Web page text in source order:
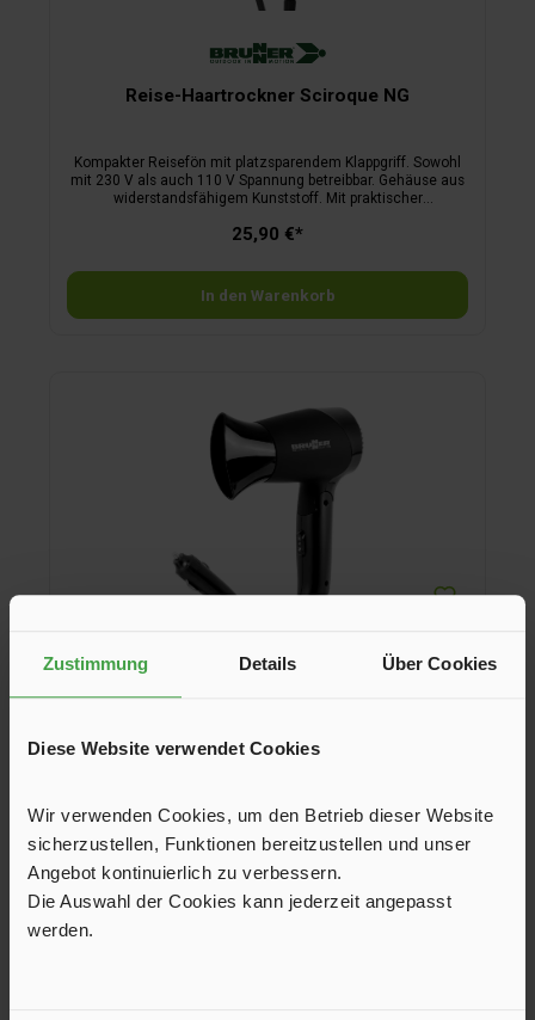
Zustimmung Details Über Cookies
Diese Website verwendet Cookies
Wir verwenden Cookies, um den Betrieb dieser Website
sicherzustellen, Funktionen bereitzustellen und unser
Angebot kontinuierlich zu verbessern.
Die Auswahl der Cookies kann jederzeit angepasst
werden.
Reise-Haartrockner Sciroque NG
Kompakter Reisefön mit platzsparendem Klappgriff. Sowohl
mit 230 V als auch 110 V Spannung betreibbar. Gehäuse aus
widerstandsfähigem Kunststoff. Mit praktischer
25,90 €*
In den Warenkorb
Komplett mit Ein-/Aus-Schalter, Zigarettenanzünderstecker
Tragetasche ist im Lieferumfang enthalten.
24,90 €*
In den Warenkorb